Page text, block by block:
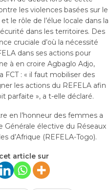
les violences basées sur le
le rôle de l’élue locale dans la
dans les territoires. Des
cruciale d’où la nécessité
dans ses actions pour
à en croire Agbaglo Adjo,
FCT : « il faut mobiliser des
les actions du REFELA afin
parfaite », a t-elle déclaré.
en l’honneur des femmes a
Générale élective du Réseaux
d’Afrique (REFELA-Togo).
article sur